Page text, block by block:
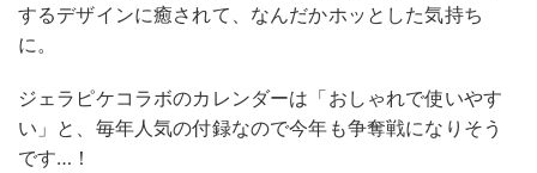
するデザインに癒されて、なんだかホッとした気持ち
に。
ジェラピケコラボのカレンダーは「おしゃれで使いやす
い」と、毎年人気の付録なので今年も争奪戦になりそう
です…！